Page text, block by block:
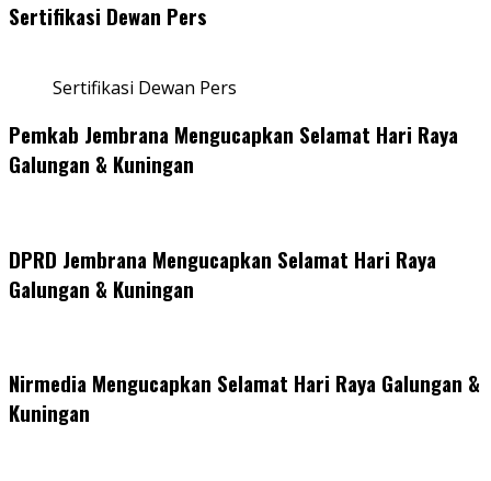
Sertifikasi Dewan Pers
Sertifikasi Dewan Pers
Pemkab Jembrana Mengucapkan Selamat Hari Raya
Galungan & Kuningan
DPRD Jembrana Mengucapkan Selamat Hari Raya
Galungan & Kuningan
Nirmedia Mengucapkan Selamat Hari Raya Galungan &
Kuningan